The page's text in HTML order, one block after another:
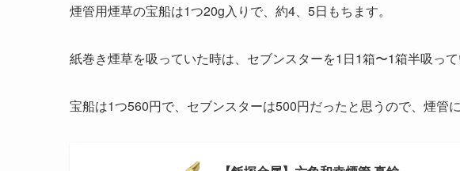
煙管用煙草の宝船は1つ20g入りで、約4、5日もちます。
紙巻き煙草を吸っていた時は、セブンスターを1日1箱〜1箱半吸って
宝船は1つ560円で、セブンスターは500円だったと思うので、煙管